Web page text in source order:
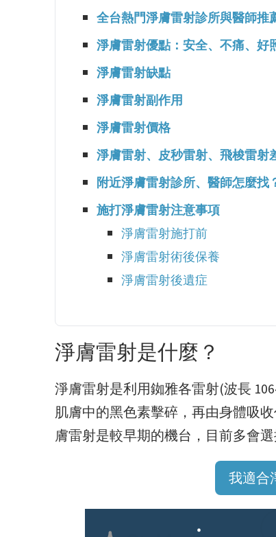
全台熱門淨膚雷射診所與醫師推
淨膚雷射優點：安全、不痛、好
淨膚雷射缺點
淨膚雷射副作用
淨膚雷射價格
淨膚雷射、皮秒雷射、飛梭雷射
附近淨膚雷射診所、醫師怎麼找
施打淨膚雷射注意事項
淨膚雷射施打前
淨膚雷射術後保養
淨膚雷射後遺症
淨膚雷射是什麼？
淨膚雷射是利用銣雅各雷射(波長
肌膚中的黑色素擊碎，再由身體吸
膚雷射是較早期的機台，目前多會選
我適合